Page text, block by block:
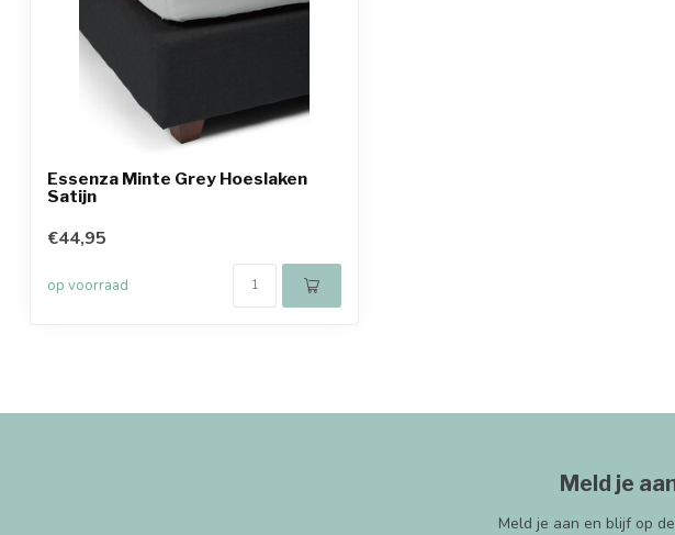
Essenza Minte Grey Hoeslaken
Satijn
€44,95
op voorraad
Meld je
Meld je aan en blijf op